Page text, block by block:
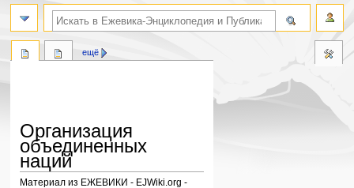
Организация
объединенных
наций
Материал из ЕЖЕВИКИ - EJWiki.org -
ещё
поиск по словам